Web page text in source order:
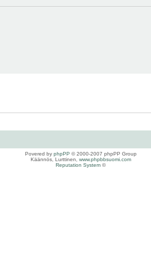
Povered by phpPP © 2000-2007 phpPP Group
Käännös, Lurttinen, www.phpbbsuomi.com
Reputation System ©